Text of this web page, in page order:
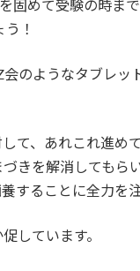
固めて受験の時ま
！
のようなタブレッ
て、あれこれ進め
きを解消してもら
することに全力を注
しています。